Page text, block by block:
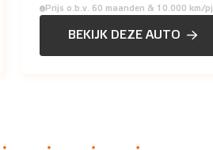
Prijs o.b.v. 60 maanden & 10.000 km/pj
BEKIJK DEZE AUTO